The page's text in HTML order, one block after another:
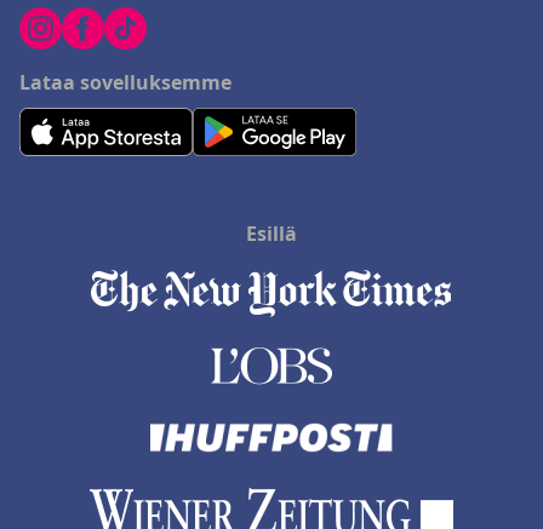
Lataa sovelluksemme
Esillä